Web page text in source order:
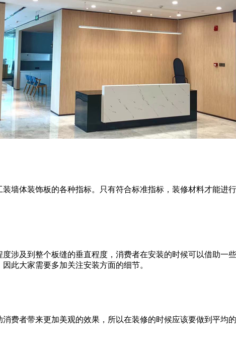
体装饰板的各种指标。只有符合标准指标，装修材料才能进
及到整个板缝的垂直程度，消费者在安装的时候可以借助一
此大家需要多加关注安装方面的细节。
者带来更加美观的效果，所以在装修的时候应该要做到平均